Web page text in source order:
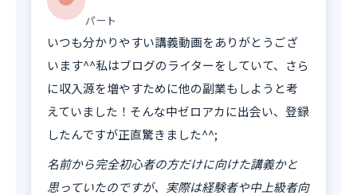
パート
いつも分かりやすい講義動画をありがとうござ
います^^私はブログのライターをしていて、さら
に収入源を増やすために他の副業もしようと考
えていました！そんな中ゼロアカに出会い、登録
したんですが正直驚きました^^;
名前から完全初心者の方だけに向けた講義かと
思っていたのですが、実際は経験者や中上級者向